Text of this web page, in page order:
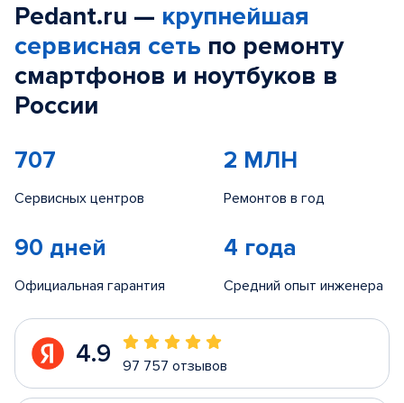
Pedant.ru — крупнейшая
сервисная сеть по ремонту
смартфонов и ноутбуков в
России
707
Сервисных центров
2 МЛН
Ремонтов в год
90 дней
Официальная гарантия
4 года
Средний опыт инженера
4.9 97 757 отзывов